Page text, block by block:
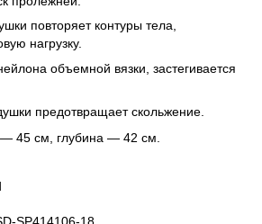
повторяет контуры тела,
нагрузку.
объемной вязки, застегивается
предотвращает скольжение.
45 см, глубина — 42 см.
SP414106-18